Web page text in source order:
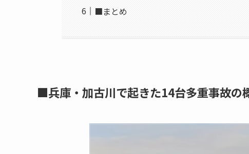
■まとめ
■兵庫・加古川で起きた14台多重事故の